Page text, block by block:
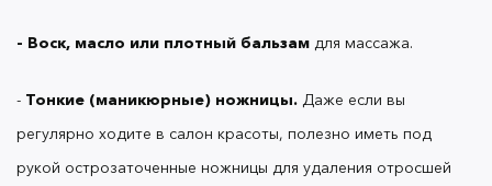
Емкость с теплой водой.Необходима для
поры, размягчит кутикулу и облегчит
проникновение ухаживающих веществ. Иногда в
- Воск, масло или плотный бальзам для массажа.
- Тонкие (маникюрные) ножницы. Даже если вы
регулярно ходите в салон красоты, полезно иметь под
рукой острозаточенные ножницы для удаления отросшей